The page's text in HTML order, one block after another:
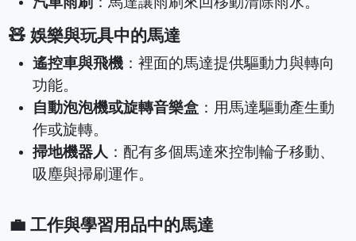
🧸 娛樂與玩具中的馬達
遙控車與飛機 ：裡面的馬達提供驅動力與轉向
功能。
自動泡泡機或旋轉音樂盒 ：用馬達驅動產生動
作或旋轉。
掃地機器人：配有多個馬達來控制輪子移動、
吸塵與掃刷運作。
💼 工作與學習用品中的馬達